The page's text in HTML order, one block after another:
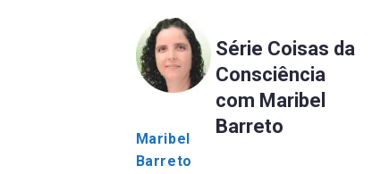
Maribel
Barreto
Série Coisas da
Consciência
com Maribel
Barreto